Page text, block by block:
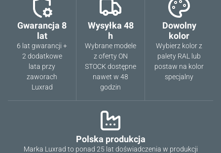
Gwarancja 8
lat
6 lat gwarancji +
2 dodatkowe
lata przy
zaworach
Luxrad
Wysyłka 48
h
Wybrane modele
z oferty ON
STOCK dostępne
nawet w 48
godzin
Dowolny
kolor
Wybierz kolor z
palety RAL lub
postaw na kolor
specjalny
Polska produkcja
Marka Luxrad to ponad 25 lat doświadczenia w produkcji